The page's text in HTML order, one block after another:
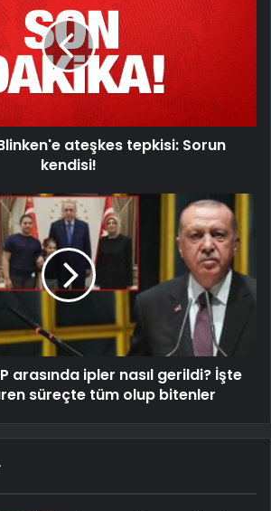
ateşkes tepkisi: Sorun
kendisi!
arasında ipler nasıl gerildi? İşte
süreçte tüm olup bitenler